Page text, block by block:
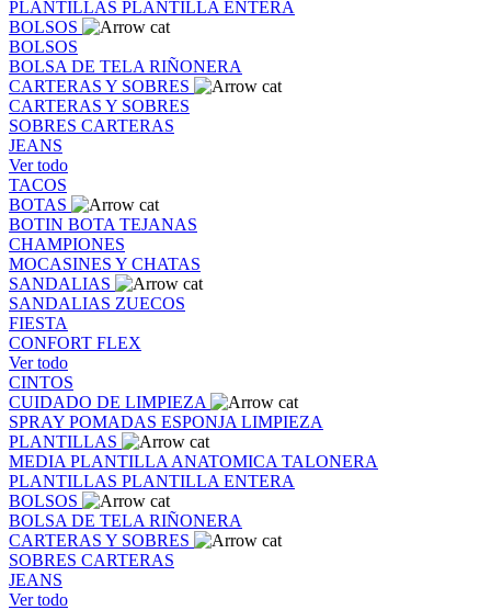
PLANTILLAS PLANTILLA ENTERA
BOLSOS
BOLSOS
BOLSA DE TELA RIÑONERA
CARTERAS Y SOBRES
CARTERAS Y SOBRES
SOBRES CARTERAS
JEANS
Ver todo
TACOS
BOTAS
BOTIN BOTA TEJANAS
CHAMPIONES
MOCASINES Y CHATAS
SANDALIAS
SANDALIAS ZUECOS
FIESTA
CONFORT FLEX
Ver todo
CINTOS
CUIDADO DE LIMPIEZA
SPRAY POMADAS ESPONJA LIMPIEZA
PLANTILLAS
MEDIA PLANTILLA ANATOMICA TALONERA
PLANTILLAS PLANTILLA ENTERA
BOLSOS
BOLSA DE TELA RIÑONERA
CARTERAS Y SOBRES
SOBRES CARTERAS
JEANS
Ver todo